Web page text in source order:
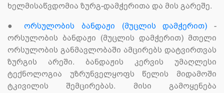
ხელმისაწვდომია ზურგ-დამჭერითა და მის გარეშე.
● ორსულობის ბანდაჟი (მუცლის დამჭერით) -
ორსულობის ბანდაჟი (მუცლის დამჭერით) მთელი
ორსულობის განმავლობაში ამცირებს დატვირთვას
ზურგის არეში. ბანდაჟის კერვის უმაღლესი
ტექნოლოგია უზრუნველყოფს წელის მიდამოში
ტკივილის შემცირებას. მისი გამოყენება